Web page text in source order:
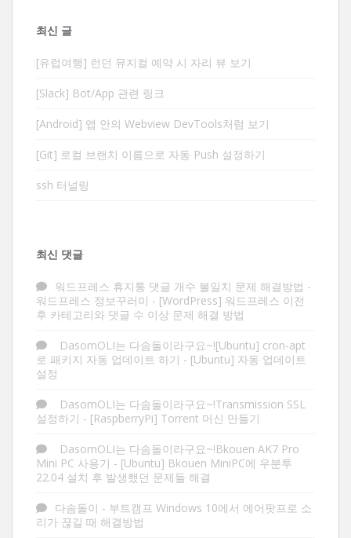
최신 글
[유럽여행] 런던 뮤지컬 예약 시 자리 뷰 보기
[Slack] Bot/App 관련 링크
[Android] 앱 안의 Webview DevTools처럼 보기
[Git] 로컬 브랜치 이름으로 자동 Push 설정하기
ssh 터널링
최신 댓글
워드프레스 휴지통 댓글 개수 불일치 문제 해결방법 -
워드프레스 정보꾸러미 - [WordPress] 워드프레스 이전
후 카테고리와 댓글 수 이상 문제 해결 방법
DasomOLI는 다솜돌이라구요~![Ubuntu] cron-apt
로 패키지 자동 업데이트 하기 - [Ubuntu] 자동 업데이트
설정
DasomOLI는 다솜돌이라구요~!Transmission SSL
설정하기 - [RaspberryPi] Torrent 머신 만들기
DasomOLI는 다솜돌이라구요~!Bkouen AK7 Pro
Mini PC 사용기 - [Ubuntu] Bkouen MiniPC에 우분투
22.04 설치 후 발생했던 문제들 해결
다솜돌이 - 부트캠프 Windows 10에서 에어팟프로 소
리가 끊길 때 해결방법